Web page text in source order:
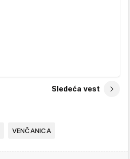
Sledeća vest
VENČANICA